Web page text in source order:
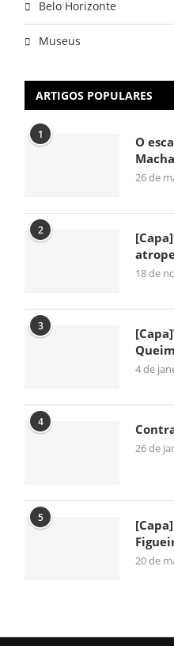
Belo Horizonte
Museus
ARTIGOS POPULARES
1
O
26 de
2
18 de
3
4 de
4
26 de
5
20 de